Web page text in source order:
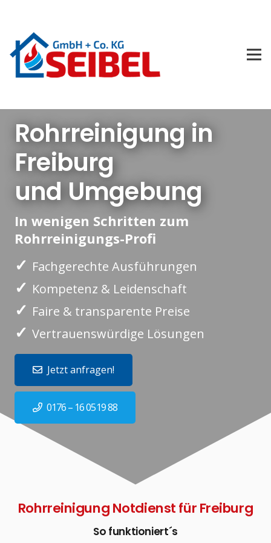
Rohrreinigung in
Freiburg
und Umgebung
In wenigen Schritten zum
Rohrreinigungs-Profi
✓ Fachgerechte Ausführungen
✓ Kompetenz & Leidenschaft
✓ Faire & transparente Preise
✓ Vertrauenswürdige Lösungen
Jetzt anfragen!
0176 – 16 0519 88
Rohrreinigung Notdienst für Freiburg
So funktioniert´s